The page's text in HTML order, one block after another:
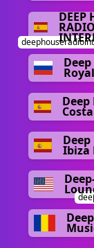
DEEP
RADIO
Deep
Ibiza